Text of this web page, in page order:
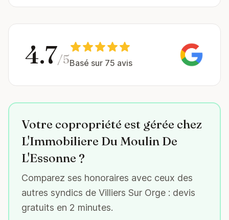
4.7/5Basé sur 75 avis
Votre copropriété est gérée chez
L'Immobiliere Du Moulin De
L'Essonne ?
Comparez ses honoraires avec ceux des
autres syndics de Villiers Sur Orge : devis
gratuits en 2 minutes.